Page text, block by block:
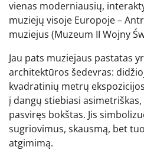
vienas moderniausių,
muziejų visoje Europoje –
muziejus (Muzeum II Wojny
Jau pats muziejaus pastatas
architektūros šedevras:
kvadratinių metrų
į dangų stiebiasi
pasviręs bokštas. Jis
sugriovimus, skausmą, bet
atgimimą.